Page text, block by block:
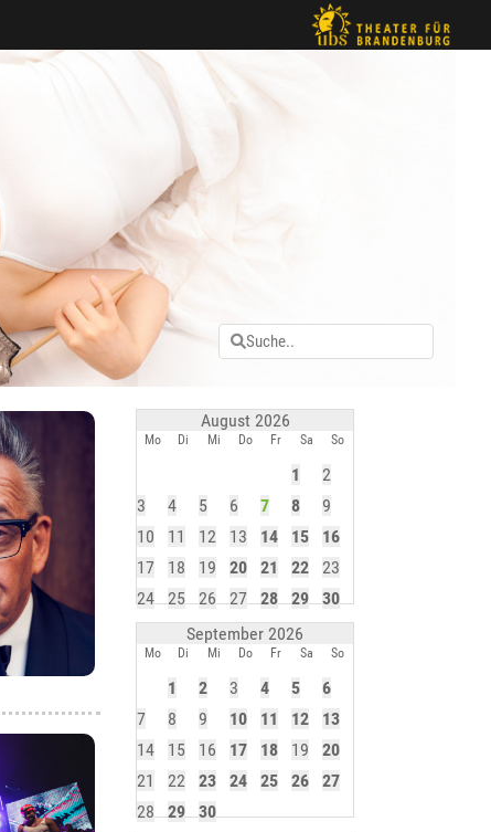
August 2026
Mo Di Mi Do Fr Sa So
1
2
3
4 5 6 7 8
9
10
11 12 13 14 15
16
17
18 19 20 21 22
23
24
25 26 27 28 29
30
September 2026
Mo Di Mi Do Fr Sa So
1 2 3 4 5
6
7
8 9 10 11 12
13
14
15 16 17 18 19
20
21
22 23 24 25 26
27
28
29
30